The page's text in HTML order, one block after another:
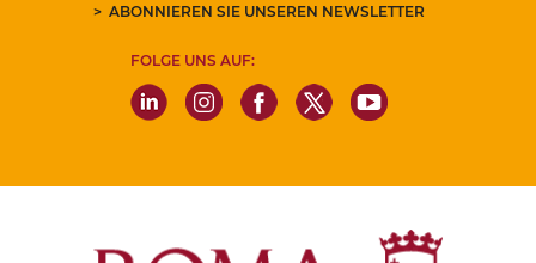
ABONNIEREN SIE UNSEREN NEWSLETTER
FOLGE UNS AUF: